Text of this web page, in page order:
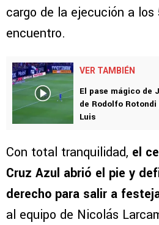
cargo de la ejecución a
encuentro.
VER TAMBIÉN
El pase mágico de
de Rodolfo
Luis
Con total tranquilidad, el
Cruz Azul abrió el pie y
derecho para salir a
al equipo de Nicolás